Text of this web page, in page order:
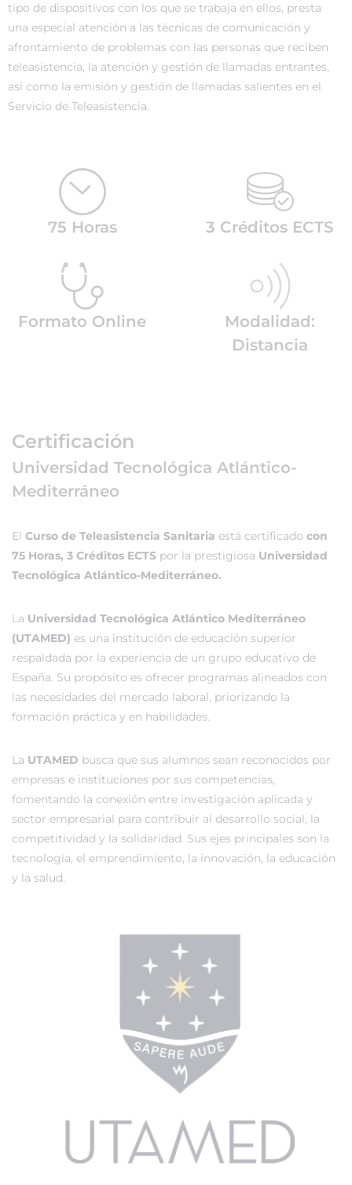
tipo de dispositivos con los que se trabaja en ellos, presta
una especial atención a las técnicas de comunicación y
afrontamiento de problemas con las personas que reciben
teleasistencia, la atención y gestión de llamadas entrantes,
así como la emisión y gestión de llamadas salientes en el
Servicio de Teleasistencia.
75 Horas 3 Créditos ECTS
Formato Online
Modalidad:
Distancia
Certificación
Universidad Tecnológica Atlántico-
Mediterráneo
El Curso de Teleasistencia Sanitaria está certificado con
75 Horas, 3 Créditos ECTS por la prestigiosa Universidad
Tecnológica Atlántico-Mediterráneo.
La Universidad Tecnológica Atlántico Mediterráneo
(UTAMED) es una institución de educación superior
respaldada por la experiencia de un grupo educativo de
España. Su propósito es ofrecer programas alineados con
las necesidades del mercado laboral, priorizando la
formación práctica y en habilidades.
La UTAMED busca que sus alumnos sean reconocidos por
empresas e instituciones por sus competencias,
fomentando la conexión entre investigación aplicada y
sector empresarial para contribuir al desarrollo social, la
competitividad y la solidaridad. Sus ejes principales son la
tecnología, el emprendimiento, la innovación, la educación
y la salud.